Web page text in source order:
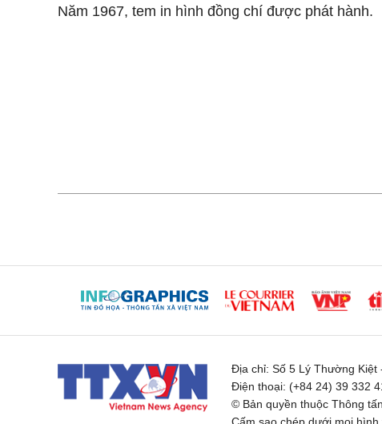
Năm 1967, tem in hình đồng chí được phát hành.
Địa chỉ: Số 5 Lý Thường Kiệt
Điện thoại: (+84 24) 39 332
© Bản quyền thuộc Thông